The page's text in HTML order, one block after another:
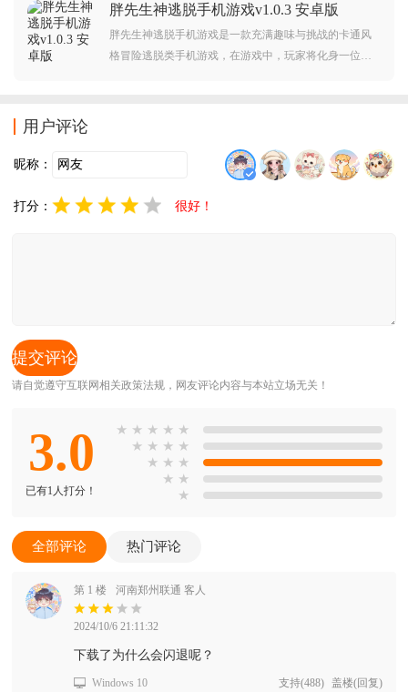
展开冒险，游戏融合了传统跑酷的紧张刺激与角色扮演
的个性化元素，为玩家带来独特体验。
胖先生神逃脱手机游戏v1.0.3 安卓版
胖先生神逃脱手机游戏是一款充满趣味与挑战的卡通风
格冒险逃脱类手机游戏，在游戏中，玩家将化身一位憨
用户评论
昵称：
打分： 很好！
请自觉遵守互联网相关政策法规，网友评论内容与本站立场无关！
3.0
已有1人打分！
★ ★ ★ ★ ★
★ ★ ★ ★
★ ★ ★
★ ★
★
全部评论 热门评论
第 1 楼 河南郑州联通 客人
2024/10/6 21:11:32
下载了为什么会闪退呢？
Windows 10 支持(488) 盖楼(回复)